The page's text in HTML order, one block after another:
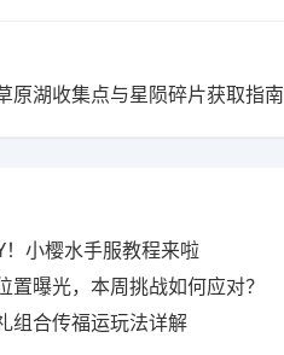
原湖收集点与星陨碎片获取指南
小樱水手服教程来啦
置曝光，本周挑战如何应对？
组合传福运玩法详解